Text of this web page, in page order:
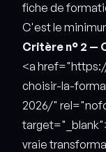
fiche de
C'est le
Critère n° 2 —
<a
choisir-la-
2026/"
vraie